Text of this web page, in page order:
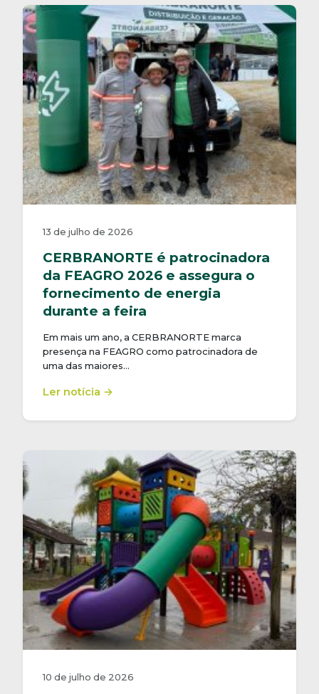
13 de julho de 2026
CERBRANORTE é patrocinadora
da FEAGRO 2026 e assegura o
fornecimento de energia
durante a feira
Em mais um ano, a CERBRANORTE marca
presença na FEAGRO como patrocinadora de
uma das maiores…
Ler notícia →
10 de julho de 2026